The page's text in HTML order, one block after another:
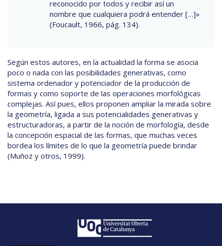
reconocido por todos y recibir así un
nombre que cualquiera podrá entender […]»
(Foucault, 1966, pág. 134).
Según estos autores, en la actualidad la forma se asocia
poco o nada con las posibilidades generativas, como
sistema ordenador y potenciador de la producción de
formas y como soporte de las operaciones morfológicas
complejas. Así pues, ellos proponen ampliar la mirada sobre
la geometría, ligada a sus potencialidades generativas y
estructuradoras, a partir de la noción de morfología, desde
la concepción espacial de las formas, que muchas veces
bordea los límites de lo que la geometría puede brindar
(Muñoz y otros, 1999).